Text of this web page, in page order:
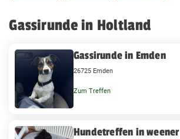
Gassirunde in Holtland
Gassirunde in Emden
26725 Emden
Zum Treffen
Hundetreffen in weener